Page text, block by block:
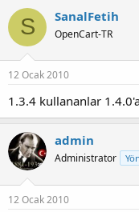
S SanalFetih
OpenCart-TR
12 Ocak 2010
1.3.4 kullananlar
admin
Administrator
12 Ocak 2010